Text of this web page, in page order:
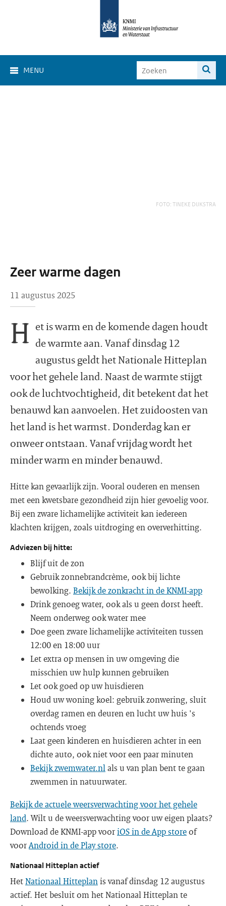
MENU
FOTO: TINEKE DIJKSTRA
Zeer warme dagen
11 augustus 2025
H et is warm en de komende dagen houdt
de warmte aan. Vanaf dinsdag 12
augustus geldt het Nationale Hitteplan
voor het gehele land. Naast de warmte stijgt
ook de luchtvochtigheid, dit betekent dat het
benauwd kan aanvoelen. Het zuidoosten van
het land is het warmst. Donderdag kan er
onweer ontstaan. Vanaf vrijdag wordt het
minder warm en minder benauwd.
Hitte kan gevaarlijk zijn. Vooral ouderen en mensen
met een kwetsbare gezondheid zijn hier gevoelig voor.
Bij een zware lichamelijke activiteit kan iedereen
klachten krijgen, zoals uitdroging en oververhitting.
Adviezen bij hitte:
Blijf uit de zon
Gebruik zonnebrandcrème, ook bij lichte
bewolking. Bekijk de zonkracht in de KNMI-app
Drink genoeg water, ook als u geen dorst heeft.
Neem onderweg ook water mee
Doe geen zware lichamelijke activiteiten tussen
12:00 en 18:00 uur
Let extra op mensen in uw omgeving die
misschien uw hulp kunnen gebruiken
Let ook goed op uw huisdieren
Houd uw woning koel: gebruik zonwering, sluit
overdag ramen en deuren en lucht uw huis 's
ochtends vroeg
Laat geen kinderen en huisdieren achter in een
dichte auto, ook niet voor een paar minuten
Bekijk zwemwater.nl als u van plan bent te gaan
zwemmen in natuurwater.
Bekijk de actuele weersverwachting voor het gehele
land. Wilt u de weersverwachting voor uw eigen plaats?
Download de KNMI-app vooriOS in de App storeof
voorAndroid in de Play store.
Nationaal Hitteplan actief
HetNationaal Hitteplan is vanaf dinsdag 12 augustus
actief. Het besluit om het Nationaal Hitteplan te